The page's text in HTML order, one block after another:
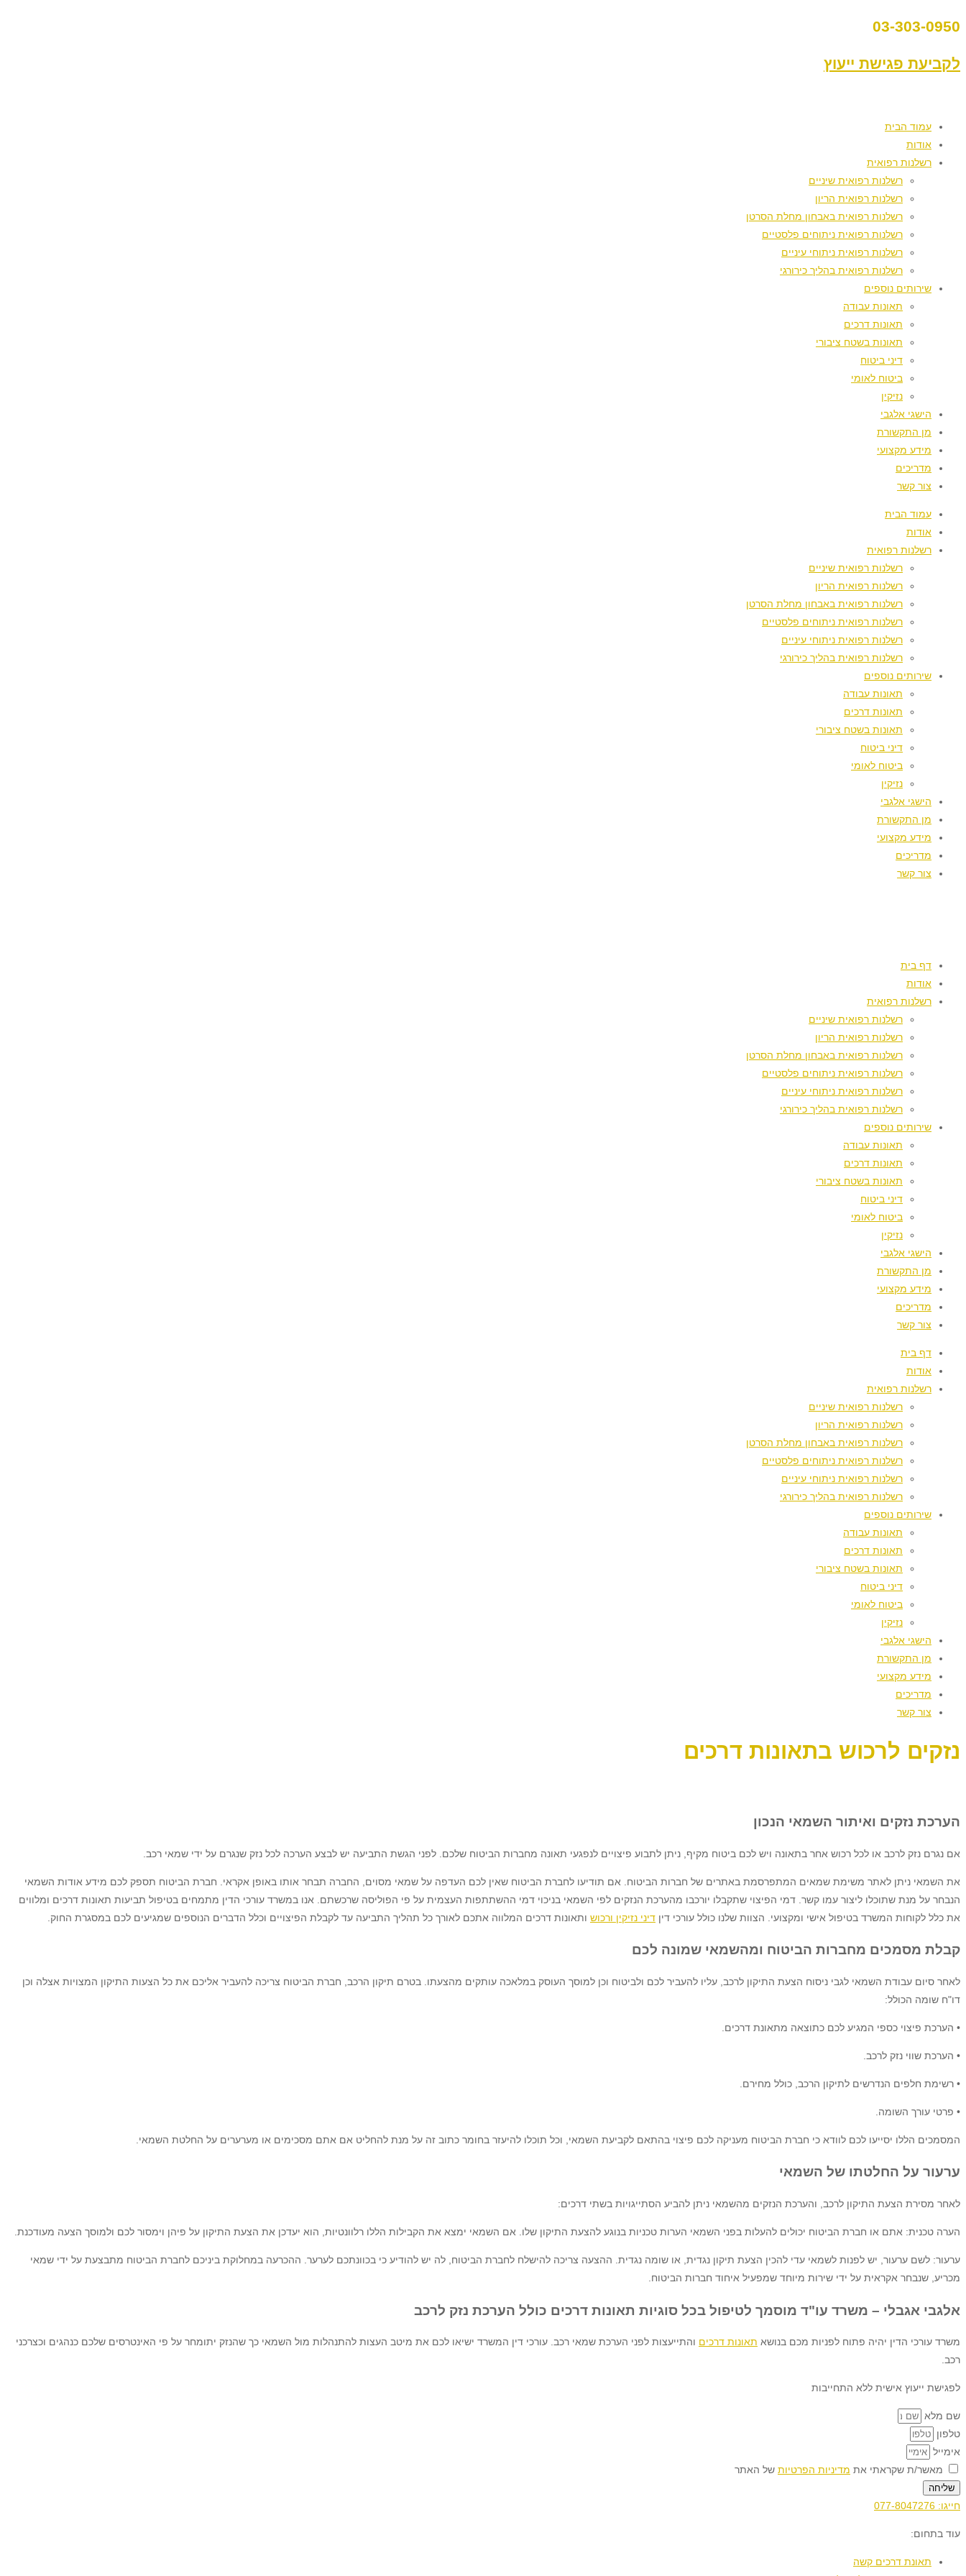
03-303-0950
לקביעת פגישת ייעוץ
עמוד הבית
אודות
רשלנות רפואית
רשלנות רפואית שיניים
רשלנות רפואית הריון
רשלנות רפואית באבחון מחלת הסרטן
רשלנות רפואית ניתוחים פלסטיים
רשלנות רפואית ניתוחי עיניים
רשלנות רפואית בהליך כירורגי
שירותים נוספים
תאונות עבודה
תאונות דרכים
תאונות בשטח ציבורי
דיני ביטוח
ביטוח לאומי
נזיקין
הישגי אלגבי
מן התקשורת
מידע מקצועי
מדריכים
צור קשר
עמוד הבית
אודות
רשלנות רפואית
רשלנות רפואית שיניים
רשלנות רפואית הריון
רשלנות רפואית באבחון מחלת הסרטן
רשלנות רפואית ניתוחים פלסטיים
רשלנות רפואית ניתוחי עיניים
רשלנות רפואית בהליך כירורגי
שירותים נוספים
תאונות עבודה
תאונות דרכים
תאונות בשטח ציבורי
דיני ביטוח
ביטוח לאומי
נזיקין
הישגי אלגבי
מן התקשורת
מידע מקצועי
מדריכים
צור קשר
דף בית
אודות
רשלנות רפואית
רשלנות רפואית שיניים
רשלנות רפואית הריון
רשלנות רפואית באבחון מחלת הסרטן
רשלנות רפואית ניתוחים פלסטיים
רשלנות רפואית ניתוחי עיניים
רשלנות רפואית בהליך כירורגי
שירותים נוספים
תאונות עבודה
תאונות דרכים
תאונות בשטח ציבורי
דיני ביטוח
ביטוח לאומי
נזיקין
הישגי אלגבי
מן התקשורת
מידע מקצועי
מדריכים
צור קשר
דף בית
אודות
רשלנות רפואית
רשלנות רפואית שיניים
רשלנות רפואית הריון
רשלנות רפואית באבחון מחלת הסרטן
רשלנות רפואית ניתוחים פלסטיים
רשלנות רפואית ניתוחי עיניים
רשלנות רפואית בהליך כירורגי
שירותים נוספים
תאונות עבודה
תאונות דרכים
תאונות בשטח ציבורי
דיני ביטוח
ביטוח לאומי
נזיקין
הישגי אלגבי
מן התקשורת
מידע מקצועי
מדריכים
צור קשר
נזקים לרכוש בתאונות דרכים
הערכת נזקים ואיתור השמאי הנכון
אם נגרם נזק לרכב או לכל רכוש אחר בתאונה ויש לכם ביטוח מקיף, ניתן לתבוע פיצויים לנפגעי תאונה מחברות הביטוח שלכם. לפני הגשת התביעה יש לבצע הערכה לכל נזק שנגרם על ידי שמאי רכב.
את השמאי ניתן לאתר משימת שמאים המתפרסמת באתרים של חברות הביטוח. אם תודיעו לחברת הביטוח שאין לכם העדפה על שמאי מסוים, החברה תבחר אותו באופן אקראי. חברת הביטוח תספק לכם מידע אודות השמאי
הנבחר על מנת שתוכלו ליצור עמו קשר. דמי הפיצוי שתקבלו יורכבו מהערכת הנזקים לפי השמאי בניכוי דמי ההשתתפות העצמית על פי הפוליסה שרכשתם. אנו במשרד עורכי הדין מתמחים בטיפול תביעות תאונות דרכים ומלווים
את כלל לקוחות המשרד בטיפול אישי ומקצועי. הצוות שלנו כולל עורכי דין דיני נזיקין ורכוש ותאונות דרכים המלווה אתכם לאורך כל תהליך התביעה עד לקבלת הפיצויים וכלל הדברים הנוספים שמגיעים לכם במסגרת החוק.
קבלת מסמכים מחברות הביטוח ומהשמאי שמונה לכם
לאחר סיום עבודת השמאי לגבי ניסוח הצעת התיקון לרכב, עליו להעביר לכם ולביטוח וכן למוסך העוסק במלאכה עותקים מהצעתו. בטרם תיקון הרכב, חברת הביטוח צריכה להעביר אליכם את כל הצעות התיקון המצויות אצלה וכן
דו"ח שומה הכולל:
• הערכת פיצוי כספי המגיע לכם כתוצאה מתאונת דרכים.
• הערכת שווי נזק לרכב.
• רשימת חלפים הנדרשים לתיקון הרכב, כולל מחירם.
• פרטי עורך השומה.
המסמכים הללו יסייעו לכם לוודא כי חברת הביטוח מעניקה לכם פיצוי בהתאם לקביעת השמאי, וכל תוכלו להיעזר בחומר כתוב זה על מנת להחליט אם אתם מסכימים או מערערים על החלטת השמאי.
ערעור על החלטתו של השמאי
לאחר מסירת הצעת התיקון לרכב, והערכת הנזקים מהשמאי ניתן להביע הסתייגויות בשתי דרכים:
הערה טכנית: אתם או חברת הביטוח יכולים להעלות בפני השמאי הערות טכניות בנוגע להצעת התיקון שלו. אם השמאי ימצא את הקבילות הללו רלוונטיות, הוא יעדכן את הצעת התיקון על פיהן וימסור לכם ולמוסך הצעה מעודכנת.
ערעור: לשם ערעור, יש לפנות לשמאי עדי להכין הצעת תיקון נגדית, או שומה נגדית. ההצעה צריכה להישלח לחברת הביטוח, לה יש להודיע כי בכוונתכם לערער. ההכרעה במחלוקת ביניכם לחברת הביטוח מתבצעת על ידי שמאי
מכריע, שנבחר אקראית על ידי שירות מיוחד שמפעיל איחוד חברות הביטוח.
אלגבי אגבלי – משרד עו"ד מוסמך לטיפול בכל סוגיות תאונות דרכים כולל הערכת נזק לרכב
משרד עורכי הדין יהיה פתוח לפניות מכם בנושא תאונות דרכים והתייעצות לפני הערכת שמאי רכב. עורכי דין המשרד ישיאו לכם את מיטב העצות להתנהלות מול השמאי כך שהנזק יתומחר על פי האינטרסים שלכם כנהגים וכצרכני
רכב.
לפגישת ייעוץ אישית ללא התחייבות
שם מלא
טלפון
אימייל
מאשר/ת שקראתי את מדיניות הפרטיות של האתר
שליחה
חייגו: 077-8047276
עוד בתחום:
תאונת דרכים קשה